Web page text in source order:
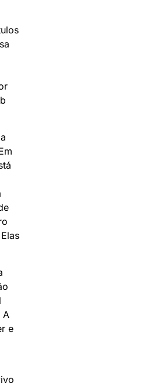
A
e